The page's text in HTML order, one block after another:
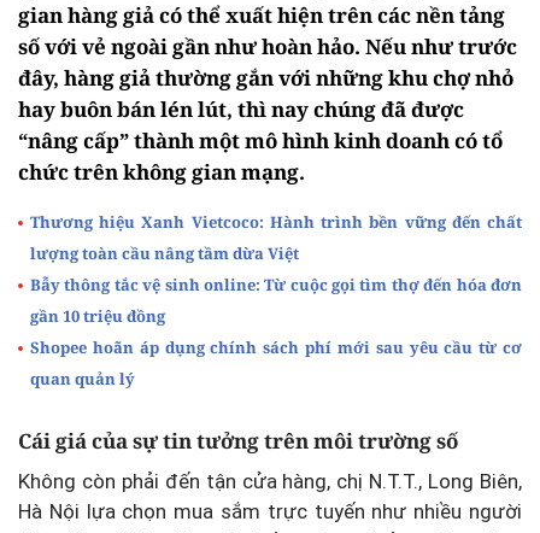
gian hàng giả có thể xuất hiện trên các nền tảng
số với vẻ ngoài gần như hoàn hảo. Nếu như trước
đây, hàng giả thường gắn với những khu chợ nhỏ
hay buôn bán lén lút, thì nay chúng đã được
“nâng cấp” thành một mô hình kinh doanh có tổ
chức trên không gian mạng.
Thương hiệu Xanh Vietcoco: Hành trình bền vững đến chất
lượng toàn cầu nâng tầm dừa Việt
Bẫy thông tắc vệ sinh online: Từ cuộc gọi tìm thợ đến hóa đơn
gần 10 triệu đồng
Shopee hoãn áp dụng chính sách phí mới sau yêu cầu từ cơ
quan quản lý
Cái giá của sự tin tưởng trên môi trường số
Không còn phải đến tận cửa hàng, chị N.T.T., Long Biên,
Hà Nội lựa chọn mua sắm trực tuyến như nhiều người